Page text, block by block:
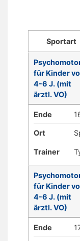
Sportart
für Kinder
4-6 J. (mit
ärztl. VO)
Ende
Ort
Trainer
für Kinder
4-6 J. (mit
ärztl. VO)
Ende